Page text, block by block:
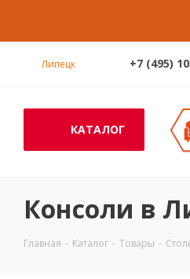
Липецк +7 (495)
КАТАЛОГ
Консоли в
Главная - Каталог - Товары -